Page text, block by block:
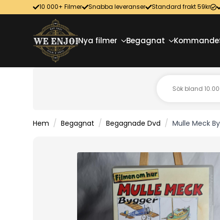
10 000+ Filmer Snabba leveranser Standard frakt 59kr
Nya filmer Begagnat Kommande
Hem Begagnat Begagnade Dvd Mulle Meck